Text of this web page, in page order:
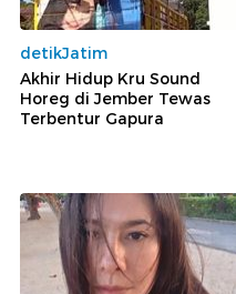
detikJatim
Akhir Hidup Kru Sound
Horeg di Jember Tewas
Terbentur Gapura